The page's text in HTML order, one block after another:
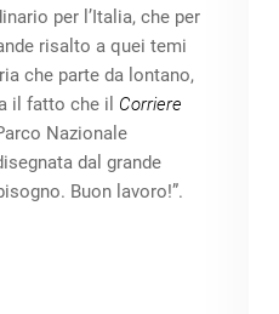
per l’Italia, che per
risalto a quei temi
che parte da lontano,
il fatto che il Corriere
Nazionale
dal grande
Buon lavoro!”.